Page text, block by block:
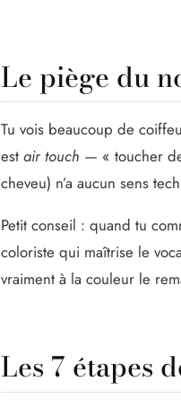
Le piège du
Tu vois beaucoup de
est air touch — « toucher
cheveu) n’a aucun sens
Petit conseil : quand tu
coloriste qui maîtrise le
vraiment à la couleur le
Les 7 étapes